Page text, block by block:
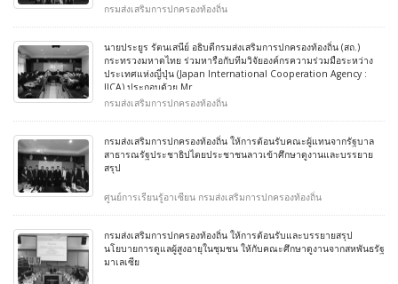
กรมส่งเสริมการปกครองท้องถิ่น
นายประยูร รัตนเสนีย์ อธิบดีกรมส่งเสริมการปกครองท้องถิ่น (สถ.)
กระทรวงมหาดไทย ร่วมหารือกับทีมวิจัยองค์กรความร่วมมือระหว่าง
ประเทศแห่งญี่ปุ่น (Japan International Cooperation Agency :
JICA) ประกอบด้วย Mr
กรมส่งเสริมการปกครองท้องถิ่น
กรมส่งเสริมการปกครองท้องถิ่น ให้การต้อนรับคณะผู้แทนจากรัฐบาล
สาธารณรัฐประชาธิปไตยประชาชนลาวเข้าศึกษาดูงานและบรรยาย
สรุป
ศูนย์การเรียนรู้อาเซียน กรมส่งเสริมการปกครองท้องถิ่น
กรมส่งเสริมการปกครองท้องถิ่น ให้การต้อนรับและบรรยายสรุป
นโยบายการดูแลผู้สูงอายุในชุมชน ให้กับคณะศึกษาดูงานจากสหพันธรัฐ
มาเลเซีย